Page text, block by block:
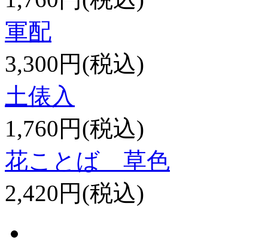
軍配
3,300円(税込)
土俵入
1,760円(税込)
花ことば 草色
2,420円(税込)